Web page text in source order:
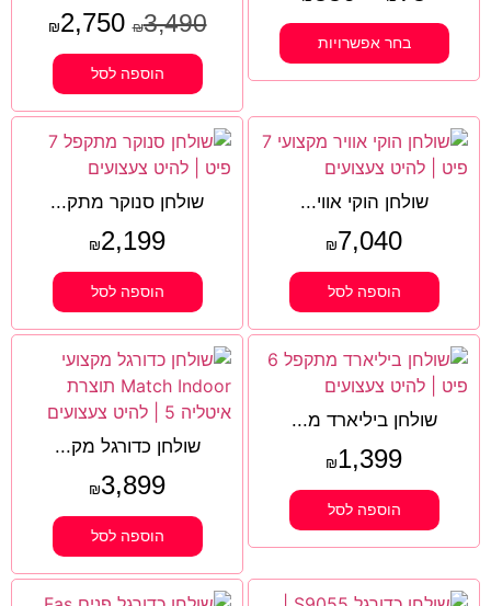
בחר אפשרויות
₪3,490
₪2,750
הוספה לסל
שולחן הוקי אווי...
₪7,040
הוספה לסל
שולחן סנוקר מתק...
₪2,199
הוספה לסל
שולחן ביליארד מ...
₪1,399
הוספה לסל
שולחן כדורגל מק...
₪3,899
הוספה לסל